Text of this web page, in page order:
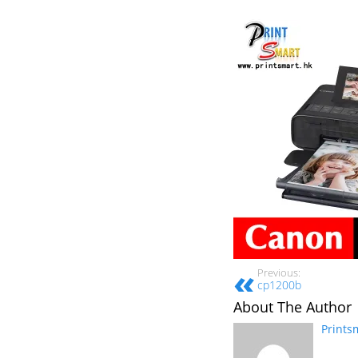
Previous:
cp1200b
About The Author